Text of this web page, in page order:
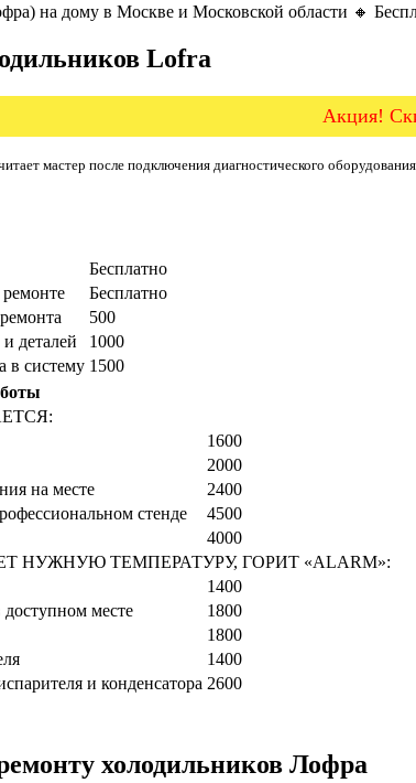
на дому в Москве и Московской области 🔸
Lofra
Акция!
мастер после подключения диагностического
Бесплатно
Бесплатно
500
деталей
1000
в систему 1500
1600
2000
на месте
2400
стенде
4500
4000
НУЖНУЮ ТЕМПЕРАТУРУ, ГОРИТ «ALARM»:
1400
доступном месте
1800
1800
1400
и конденсатора 2600
холодильников Лофра